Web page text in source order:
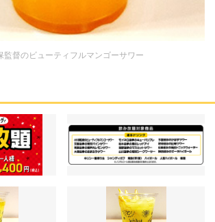
監督のビューティフルマンゴーサワー